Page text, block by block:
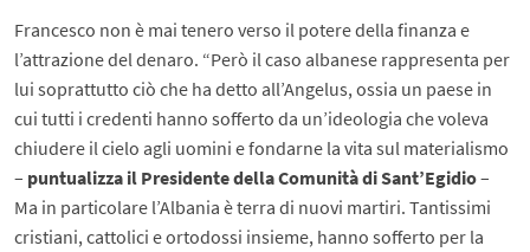
Francesco non è mai tenero verso il potere della finanza e
l’attrazione del denaro. “Però il caso albanese rappresenta per
lui soprattutto ciò che ha detto all’Angelus, ossia un paese in
cui tutti i credenti hanno sofferto da un’ideologia che voleva
chiudere il cielo agli uomini e fondarne la vita sul materialismo
– puntualizza il Presidente della Comunità di Sant’Egidio–
Ma in particolare l’Albania è terra di nuovi martiri. Tantissimi
cristiani, cattolici e ortodossi insieme, hanno sofferto per la